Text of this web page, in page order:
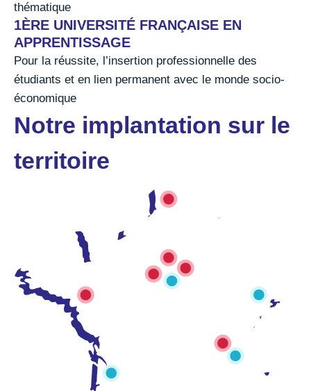
thématique
1ÈRE UNIVERSITÉ FRANÇAISE EN
APPRENTISSAGE
Pour la réussite, l’insertion professionnelle des
étudiants et en lien permanent avec le monde socio-
économique
Notre implantation sur le
territoire